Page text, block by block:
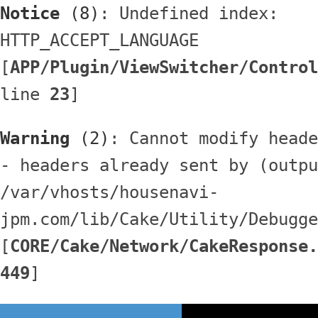
Notice (8) : Undefined index:
HTTP_ACCEPT_LANGUAGE
[APP/Plugin/ViewSwitcher/
line 23]
Warning (2) : Cannot modify
- headers already sent by
/var/vhosts/housenavi-
jpm.com/lib/Cake/Utility/
[CORE/Cake/Network/
449]